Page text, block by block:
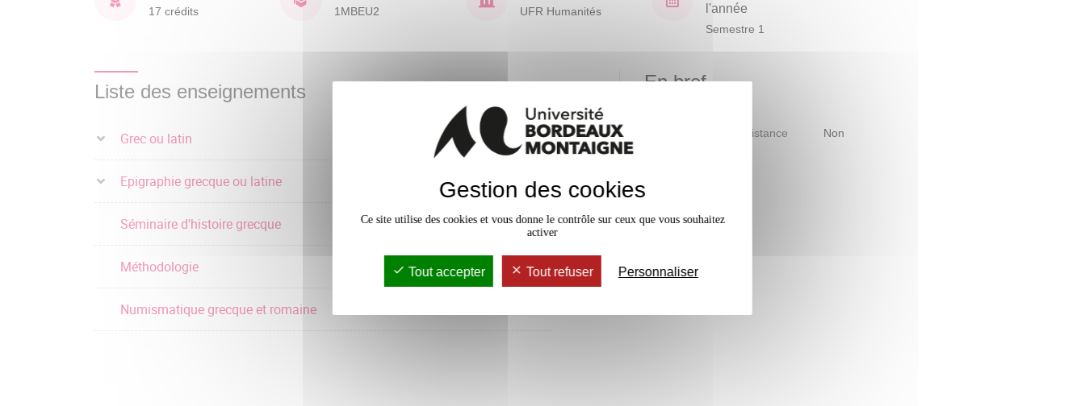
17 crédits 1MBEU2 UFR Humanités
l'année
Semestre 1
Liste des enseignements
Grec ou latin 4 crédits
Epigraphie grecque ou latine 3 crédits
Séminaire d'histoire grecque
Méthodologie
Numismatique grecque et romaine
En bref
Accessible à distance Non
Gestion des cookies
Ce site utilise des cookies et vous donne le contrôle sur ceux que vous souhaitez
activer
Tout accepter Tout refuser Personnaliser